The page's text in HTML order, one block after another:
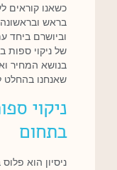
כשאנו קוראים
בראש
וביושרם
של ניקוי ספות
בנושא המחיר
שאנחנו בהחלט
ניקוי
בתחום
ניסיון הוא